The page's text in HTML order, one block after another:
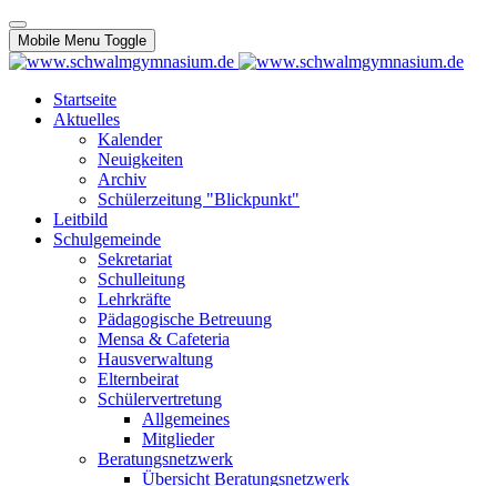
Mobile Menu Toggle
Startseite
Aktuelles
Kalender
Neuigkeiten
Archiv
Schülerzeitung "Blickpunkt"
Leitbild
Schulgemeinde
Sekretariat
Schulleitung
Lehrkräfte
Pädagogische Betreuung
Mensa & Cafeteria
Hausverwaltung
Elternbeirat
Schülervertretung
Allgemeines
Mitglieder
Beratungsnetzwerk
Übersicht Beratungsnetzwerk